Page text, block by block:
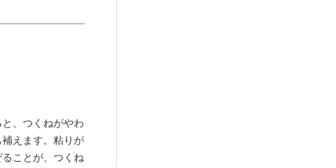
、つくねがやわ
えます。粘りが
ことが、つくね